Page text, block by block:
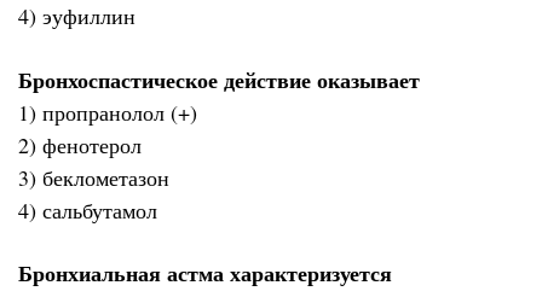
4) эуфиллин
Бронхоспастическое действие оказывает
1) пропранолол (+)
2) фенотерол
3) беклометазон
4) сальбутамол
Бронхиальная астма характеризуется